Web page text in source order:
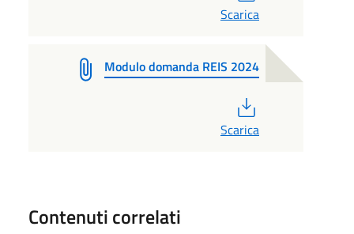
Scarica
Modulo domanda REIS 2024
Scarica
Contenuti correlati